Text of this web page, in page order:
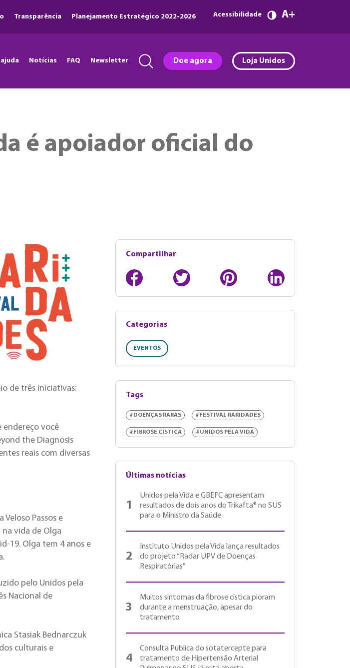
Transparência Planejamento Estratégico 2022-2026 Acessibilidade A
Notícias FAQ Newsletter Doe agora Loja Unidos
é apoiador oficial do
de três iniciativas:
endereço você
the Diagnosis
reais com diversas
Passos e
vida de Olga
19. Olga tem 4 anos e
pelo Unidos pela
Nacional de
Stasiak Bednarczuk
culturais e
Compartilhar
Categorias
EVENTOS
Tags
#DOENÇAS RARAS #FESTIVAL RARIDADES
#FIBROSE CÍSTICA #UNIDOS PELA VIDA
Últimas notícias
1
Unidos pela Vida e GBEFC apresentam
resultados de dois anos do Trikafta® no SUS
para o Ministro da Saúde
2
Instituto Unidos pela Vida lança resultados
do projeto “Radar UPV de Doenças
Respiratórias”
3
Muitos sintomas da fibrose cística pioram
durante a menstruação, apesar do
tratamento
4
Consulta Pública do sotatercepte para
tratamento de Hipertensão Arterial